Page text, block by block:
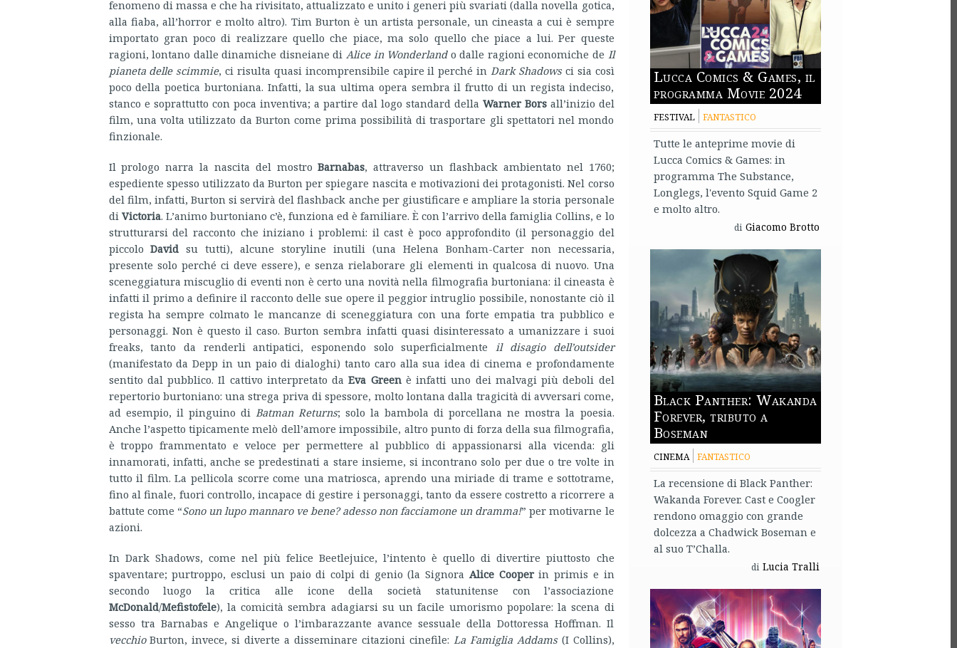
fenomeno di massa e che ha rivisitato, attualizzato e unito i generi più svariati (dalla novella gotica,
alla fiaba, all’horror e molto altro). Tim Burton è un artista personale, un cineasta a cui è sempre
importato gran poco di realizzare quello che piace, ma solo quello che piace a lui. Per queste
ragioni, lontano dalle dinamiche disneiane di Alice in Wonderlando dalle ragioni economiche de Il
pianeta delle scimmie, ci risulta quasi incomprensibile capire il perché inDark Shadows ci sia così
poco della poetica burtoniana. Infatti, la sua ultima opera sembra il frutto di un regista indeciso,
stanco e soprattutto con poca inventiva; a partire dal logo standard della Warner Borsall’inizio del
film, una volta utilizzato da Burton come prima possibilità di trasportare gli spettatori nel mondo
finzionale.
Il prologo narra la nascita del mostroBarnabas, attraverso un flashback ambientato nel 1760;
espediente spesso utilizzato da Burton per spiegare nascita e motivazioni dei protagonisti. Nel corso
del film, infatti, Burton si servirà del flashback anche per giustificare e ampliare la storia personale
di Victoria. L’animo burtoniano c’è, funziona ed è familiare. È con l’arrivo della famiglia Collins, e lo
strutturarsi del racconto che iniziano i problemi: il cast è poco approfondito (il personaggio del
piccoloDavid su tutti), alcune storyline inutili (una Helena Bonham-Carter non necessaria,
presente solo perché ci deve essere), e senza rielaborare gli elementi in qualcosa di nuovo. Una
sceneggiatura miscuglio di eventi non è certo una novità nella filmografia burtoniana: il cineasta è
infatti il primo a definire il racconto delle sue opere il peggior intruglio possibile, nonostante ciò il
regista ha sempre colmato le mancanze di sceneggiatura con una forte empatia tra pubblico e
personaggi. Non è questo il caso. Burton sembra infatti quasi disinteressato a umanizzare i suoi
freaks, tanto da renderli antipatici, esponendo solo superficialmenteil disagio dell’outsider
(manifestato da Depp in un paio di dialoghi) tanto caro alla sua idea di cinema e profondamente
sentito dal pubblico. Il cattivo interpretato daEva Greenè infatti uno dei malvagi più deboli del
repertorio burtoniano: una strega priva di spessore, molto lontana dalla tragicità di avversari come,
ad esempio, il pinguino di Batman Returns; solo la bambola di porcellana ne mostra la poesia.
Anche l’aspetto tipicamente melò dell’amore impossibile, altro punto di forza della sua filmografia,
è troppo frammentato e veloce per permettere al pubblico di appassionarsi alla vicenda: gli
innamorati, infatti, anche se predestinati a stare insieme, si incontrano solo per due o tre volte in
tutto il film. La pellicola scorre come una matriosca, aprendo una miriade di trame e sottotrame,
fino al finale, fuori controllo, incapace di gestire i personaggi, tanto da essere costretto a ricorrere a
battute come “Sono un lupo mannaro ve bene? adesso non facciamone un dramma!” per motivarne le
azioni.
In Dark Shadows, come nel più felice Beetlejuice, l’intento è quello di divertire piuttosto che
spaventare; purtroppo, esclusi un paio di colpi di genio (la Signora Alice Cooperin primis e in
secondo luogo la critica alle icone della società statunitense con l’associazione
McDonald/Mefistofele), la comicità sembra adagiarsi su un facile umorismo popolare: la scena di
sesso tra Barnabas e Angelique o l’imbarazzante avance sessuale della Dottoressa Hoffman. Il
vecchioBurton, invece, si diverte a disseminare citazioni cinefile: La Famiglia Addams (I Collins),
Lucca Comics & Games, il
programma Movie 2024
FESTIVAL FANTASTICO
Tutte le anteprime movie di
Lucca Comics & Games: in
programma The Substance,
Longlegs, l'evento Squid Game 2
e molto altro.
di Giacomo Brotto
Black Panther: Wakanda
Forever, tributo a
Boseman
CINEMA FANTASTICO
La recensione di Black Panther:
Wakanda Forever. Cast e Coogler
rendono omaggio con grande
dolcezza a Chadwick Boseman e
al suo T’Challa.
di Lucia Tralli